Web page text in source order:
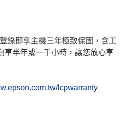
錄即享主機三年極致保固，含工
享半年或一千小時，讓您放心享
lcpwarranty